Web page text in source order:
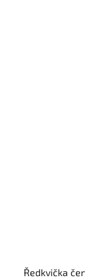
Ředkvička